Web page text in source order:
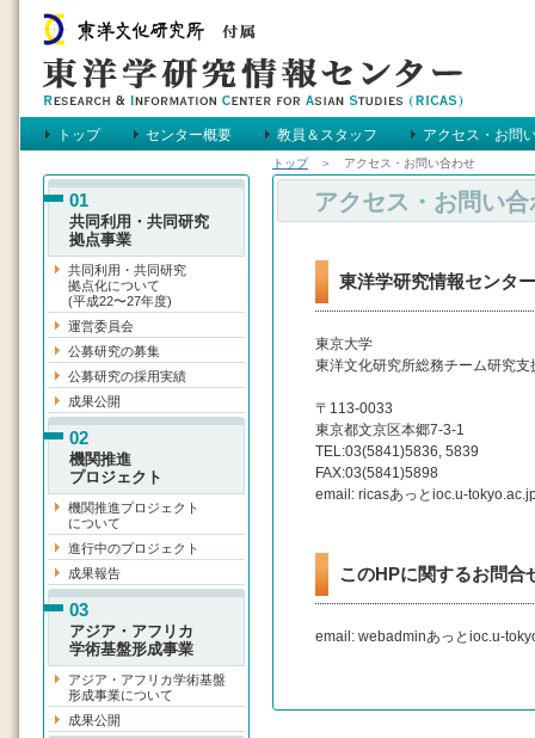
トップ センター概要 教員＆スタッフ アクセス・お問
メインメニュー
01
共同利用・共同研究
拠点事業
共同利用・共同研究
拠点化について
(平成22〜27年度)
運営委員会
公募研究の募集
公募研究の採用実績
成果公開
02
機関推進
プロジェクト
機関推進プロジェクト
について
進行中のプロジェクト
成果報告
03
アジア・アフリカ
学術基盤形成事業
アジア・アフリカ学術基盤
形成事業について
成果公開
トップ＞ アクセス・お問い合わせ
アクセス・お問い合
東洋学研究情報センタ
東京大学
東洋文化研究所総務チーム研究支
〒113-0033
東京都文京区本郷7-3-1
TEL:03(5841)5836, 5839
FAX:03(5841)5898
email: ricasあっとioc.u-
このHPに関するお問合
email: webadminあっとioc.u-